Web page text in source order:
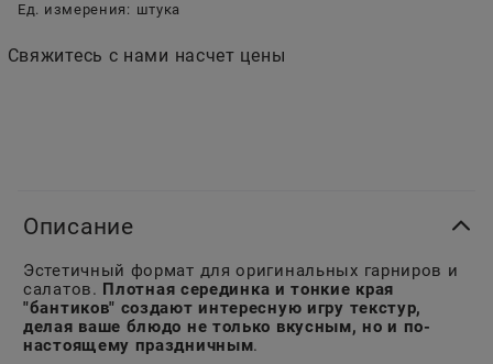
Ед. измерения: штука
Свяжитесь с нами насчет цены
Описание
Эстетичный формат для оригинальных гарниров и
салатов. Плотная серединка и тонкие края
"бантиков" создают интересную игру текстур,
делая ваше блюдо не только вкусным, но и по-
настоящему праздничным.